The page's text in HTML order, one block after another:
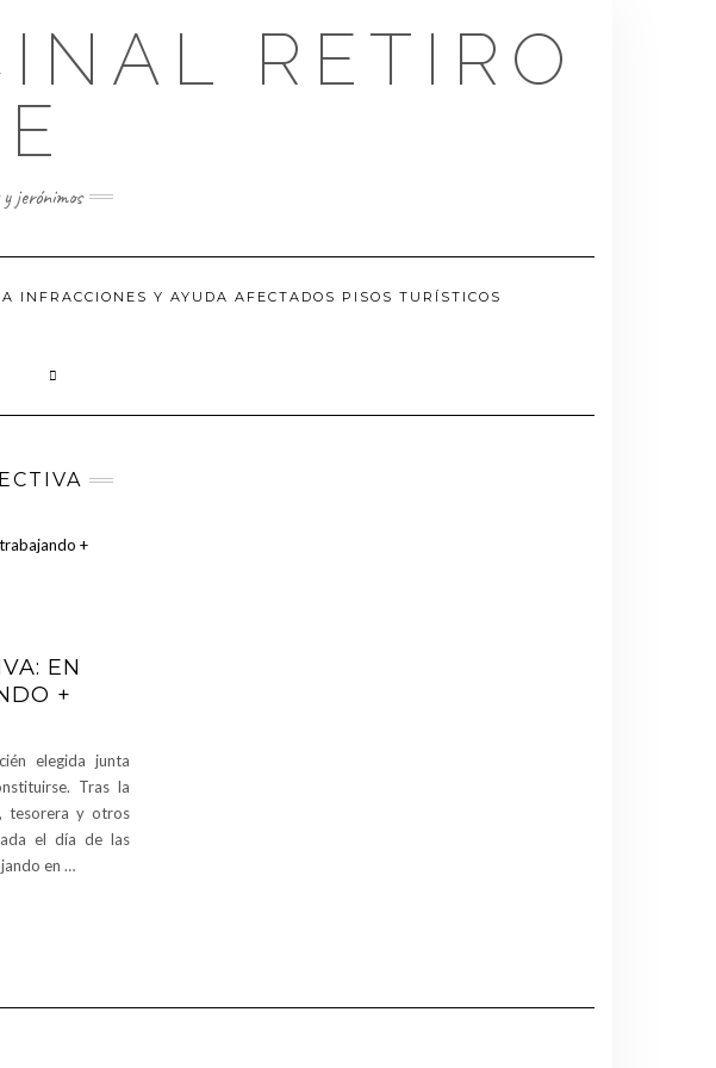
RETIRO
jerónimos
INFRACCIONES Y AYUDA AFECTADOS PISOS TURÍSTICOS
EN
+
elegida junta
Tras la
tesorera y otros
el día de las
en …